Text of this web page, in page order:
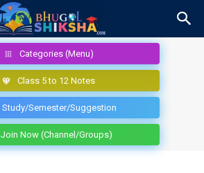
Categories (Menu)
Class 5 to 12 Notes
Study/Semester/Suggestion
Join Now (Channel/Groups)